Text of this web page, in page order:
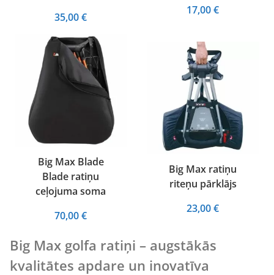
35,00€
17,00€
Big Max Blade
Blade ratiņu
ceļojuma soma
70,00€
Big Max ratiņu
riteņu pārklājs
23,00€
Big Max golfa ratiņi – augstākās
kvalitātes apdare un inovatīva